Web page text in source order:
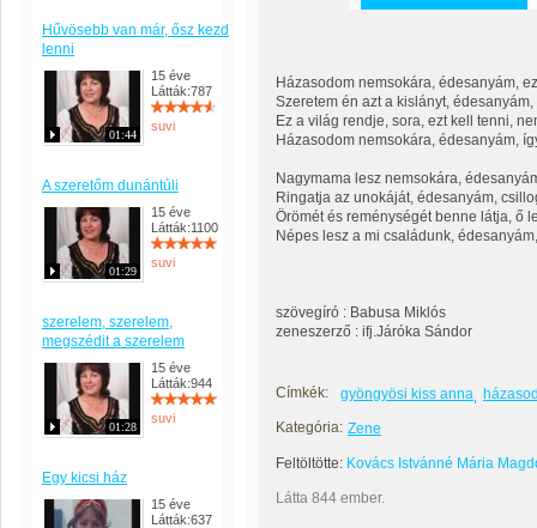
Hűvösebb van már, ősz kezd
lenni
01:44
15 éve
Látták:787
suvi
A szeretőm dunántúli
01:29
15 éve
Látták:1100
suvi
szerelem, szerelem,
megszédit a szerelem
01:28
15 éve
Látták:944
suvi
Egy kicsi ház
15 éve
Látták:637
Házasodom nemsokára, édesanyám,
Szeretem én azt a kislányt,
Ez a világ rendje, sora, ezt kell tenni,
Házasodom nemsokára, édesanyám,
Nagymama lesz nemsokára,
Ringatja az unokáját, édesanyám,
Örömét és reménységét benne látja, ő
Népes lesz a mi családunk,
szövegíró : Babusa Miklós
zeneszerző : ifj.Járóka Sándor
Címkék: gyöngyösi kiss anna
Kategória: Zene
Feltöltötte: Kovács Istvánné Mária
Látta 844 ember.